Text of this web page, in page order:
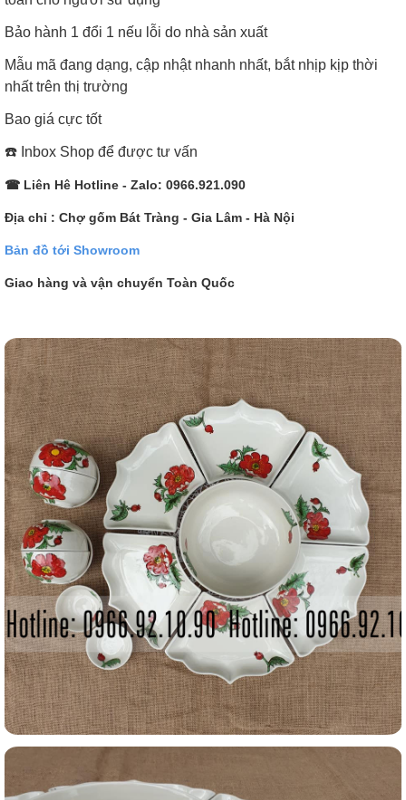
Bảo hành 1 đổi 1 nếu lỗi do nhà sản xuất
Mẫu mã đang dạng, cập nhật nhanh nhất, bắt nhịp kịp thời
nhất trên thị trường
Bao giá cực tốt
☎️ Inbox Shop để được tư vấn
☎ Liên Hê Hotline - Zalo: 0966.921.090
Địa chỉ : Chợ gốm Bát Tràng - Gia Lâm - Hà Nội
Bản đồ tới Showroom
Giao hàng và vận chuyển Toàn Quốc